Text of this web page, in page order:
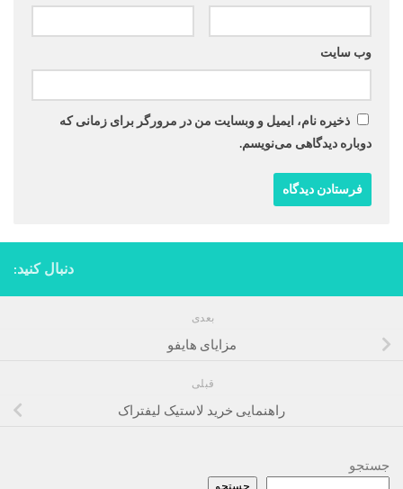
وب‌ سایت
ذخیره نام، ایمیل و وبسایت من در مرورگر برای زمانی که
دوباره دیدگاهی می‌نویسم.
دنبال کنید:
بعدی
مزایای هایفو
قبلی
راهنمایی خرید لاستیک لیفتراک
جستجو
جستجو